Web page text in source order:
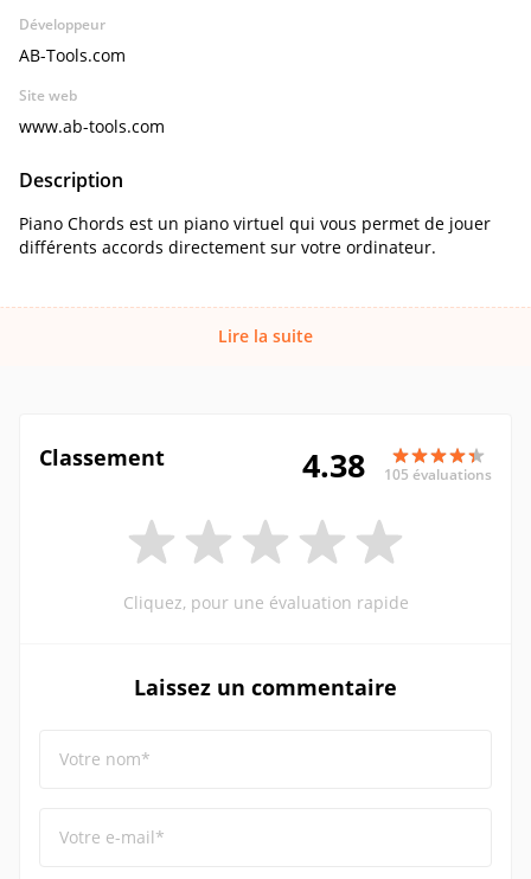
Développeur
AB-Tools.com
Site web
www.ab-tools.com
Description
Piano Chords est un piano virtuel qui vous permet de jouer
différents accords directement sur votre ordinateur.
Lire la suite
Classement 4.38 105 évaluations
Cliquez, pour une évaluation rapide
Laissez un commentaire
Votre nom*
Votre e-mail*